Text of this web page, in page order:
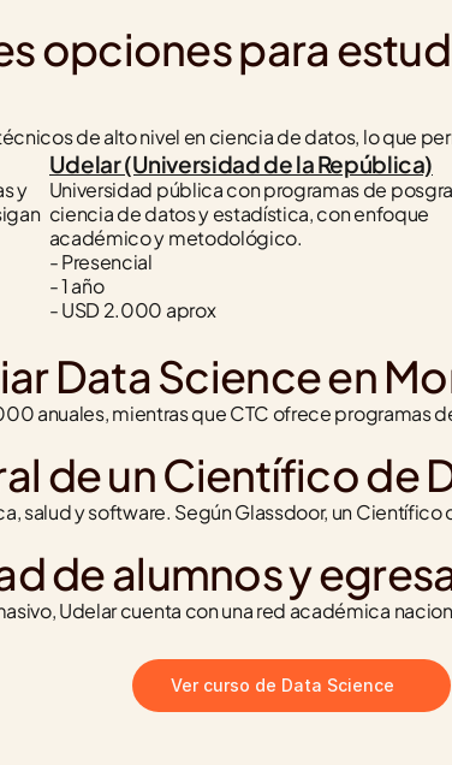
opciones para
de alto nivel en ciencia de datos, lo que
y
Udelar (Universidad de la República)
Universidad pública con programas de
ciencia de datos y estadística, con enfoque
académico y metodológico.
- Presencial
- 1 año
- USD 2.000 aprox
Data Science en
anuales, mientras que CTC ofrece programas
de un Científico de
salud y software. Según Glassdoor, un
de alumnos y
Udelar cuenta con una red académica
Ver curso de Data Science